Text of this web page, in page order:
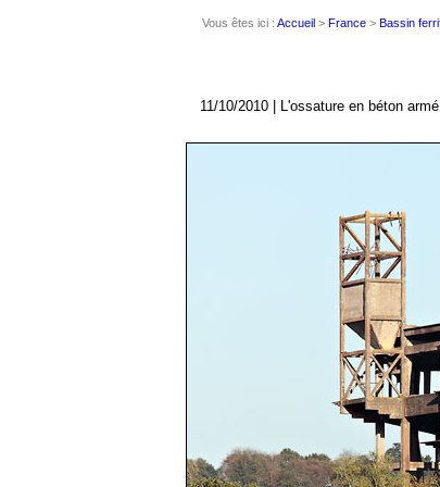
Vous êtes ici : Accueil > France > Bassin
11/10/2010 | L'ossature en béton